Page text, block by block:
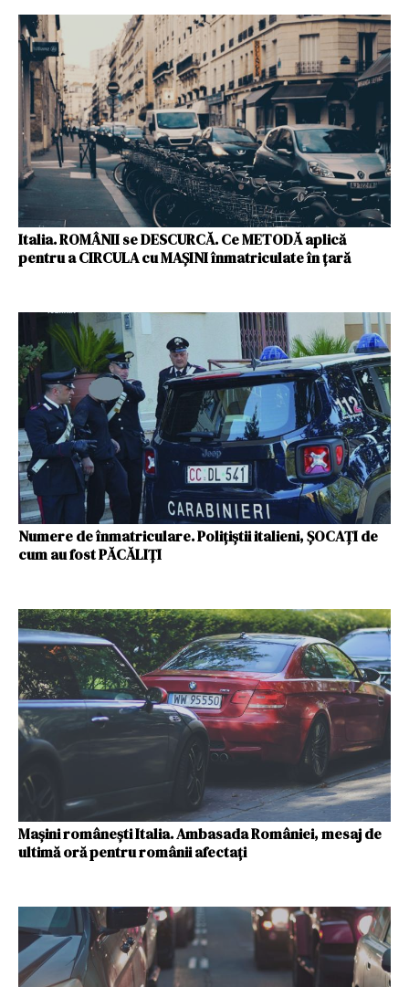
Italia. ROMÂNII se DESCURCĂ. Ce METODĂ aplică
pentru a CIRCULA cu MAȘINI înmatriculate în țară
Numere de înmatriculare. Polițiștii italieni, ȘOCAȚI de
cum au fost PĂCĂLIȚI
Mașini românești Italia. Ambasada României, mesaj de
ultimă oră pentru românii afectați